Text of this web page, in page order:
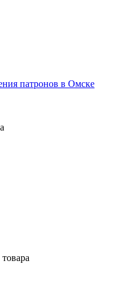
патронов в Омске